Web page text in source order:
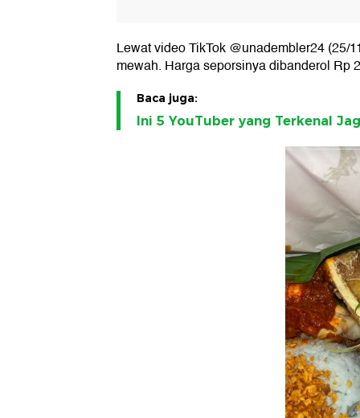
Lewat video TikTok @unadembler24
mewah. Harga seporsinya dibanderol Rp
Baca juga:
Ini 5 YouTuber yang Terkenal